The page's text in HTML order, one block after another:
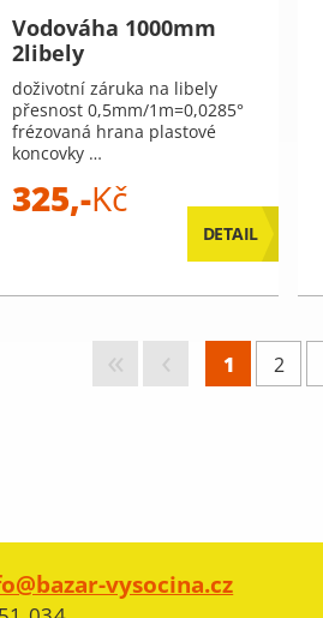
Vodováha 1000mm
2libely
doživotní záruka na libely
přesnost 0,5mm/1m=0,0285°
frézovaná hrana plastové
koncovky …
325,-Kč
DETAIL
« ‹ 1 2
vysocina.cz